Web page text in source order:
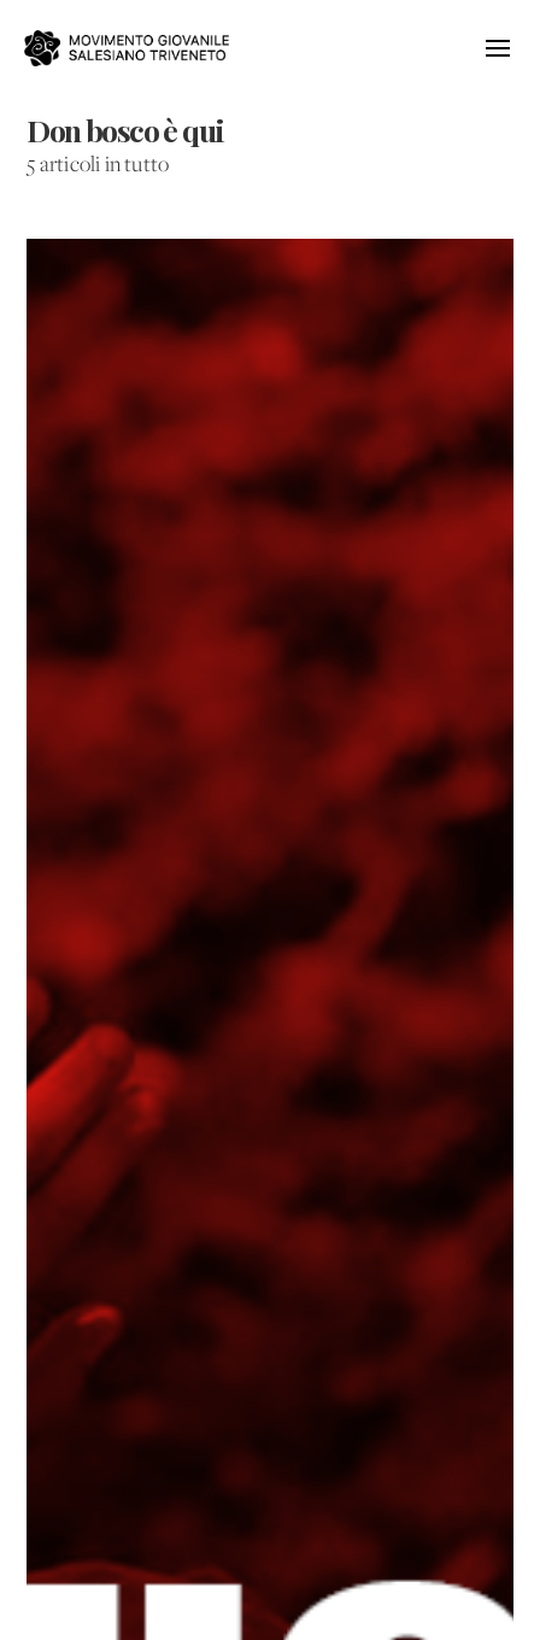
Don bosco è qui
5 articoli in tutto